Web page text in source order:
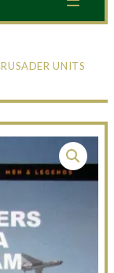
UNITS